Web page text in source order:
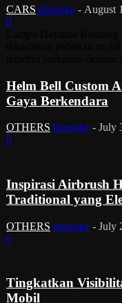
CARS tinusoke - August
0
Helm Bell Custom
Gaya Berkendara
OTHERS tinusoke - July
0
Inspirasi Airbrush
Traditional yang
OTHERS tinusoke - July
0
Tingkatkan
Mobil